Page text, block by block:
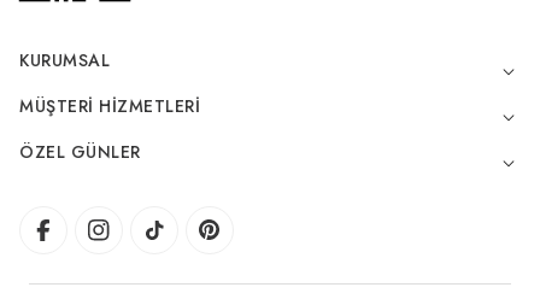
KURUMSAL
MÜŞTERI HIZMETLERI
ÖZEL GÜNLER